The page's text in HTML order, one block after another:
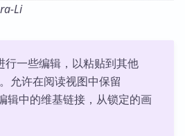
Li
行一些编辑，以粘贴到其他
允许在阅读视图中保留
中的维基链接，从锁定的画